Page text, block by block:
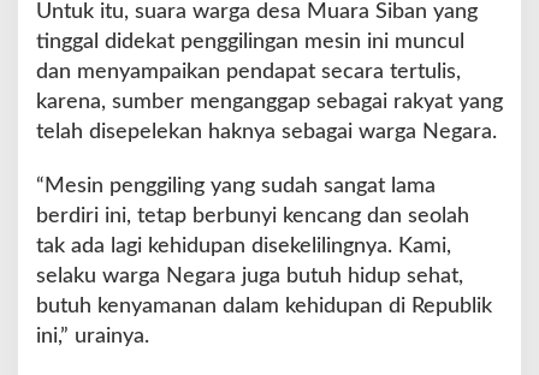
Untuk itu, suara warga desa Muara Siban yang
tinggal didekat penggilingan mesin ini muncul
dan menyampaikan pendapat secara tertulis,
karena, sumber menganggap sebagai rakyat yang
telah disepelekan haknya sebagai warga Negara.
“Mesin penggiling yang sudah sangat lama
berdiri ini, tetap berbunyi kencang dan seolah
tak ada lagi kehidupan disekelilingnya. Kami,
selaku warga Negara juga butuh hidup sehat,
butuh kenyamanan dalam kehidupan di Republik
ini,” urainya.